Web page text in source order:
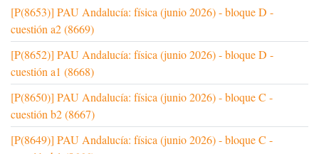
[P(8653)] PAU Andalucía: física (junio 2026) - bloque D -
cuestión a2 (8669)
[P(8652)] PAU Andalucía: física (junio 2026) - bloque D -
cuestión a1 (8668)
[P(8650)] PAU Andalucía: física (junio 2026) - bloque C -
cuestión b2 (8667)
[P(8649)] PAU Andalucía: física (junio 2026) - bloque C -